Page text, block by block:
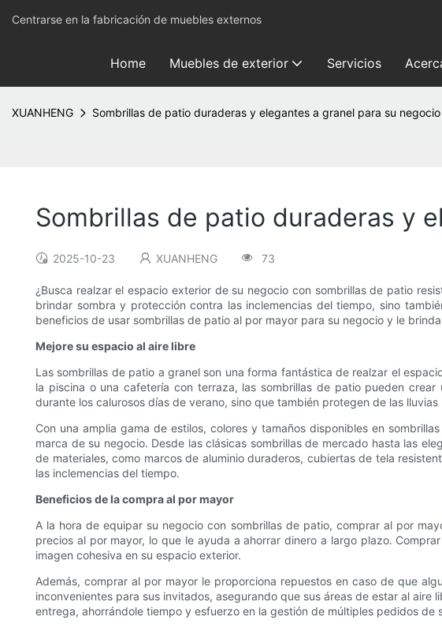
Centrarse en la fabricación de muebles externos
Home Muebles de exterior Servicios
XUANHENG Sombrillas de patio duraderas y elegantes a granel para su negocio
Sombrillas de patio duraderas y
2025-10-23 XUANHENG 73
¿Busca realzar el espacio exterior de su negocio con sombrillas de patio
brindar sombra y protección contra las inclemencias del tiempo, sino
beneficios de usar sombrillas de patio al por mayor para su negocio y le
Mejore su espacio al aire libre
Las sombrillas de patio a granel son una forma fantástica de realzar el
la piscina o una cafetería con terraza, las sombrillas de patio pueden
durante los calurosos días de verano, sino que también protegen de las
Con una amplia gama de estilos, colores y tamaños disponibles en
marca de su negocio. Desde las clásicas sombrillas de mercado hasta las
de materiales, como marcos de aluminio duraderos, cubiertas de tela
las inclemencias del tiempo.
Beneficios de la compra al por mayor
A la hora de equipar su negocio con sombrillas de patio, comprar al por
precios al por mayor, lo que le ayuda a ahorrar dinero a largo plazo.
imagen cohesiva en su espacio exterior.
Además, comprar al por mayor le proporciona repuestos en caso de que
inconvenientes para sus invitados, asegurando que sus áreas de estar al
entrega, ahorrándole tiempo y esfuerzo en la gestión de múltiples pedidos de